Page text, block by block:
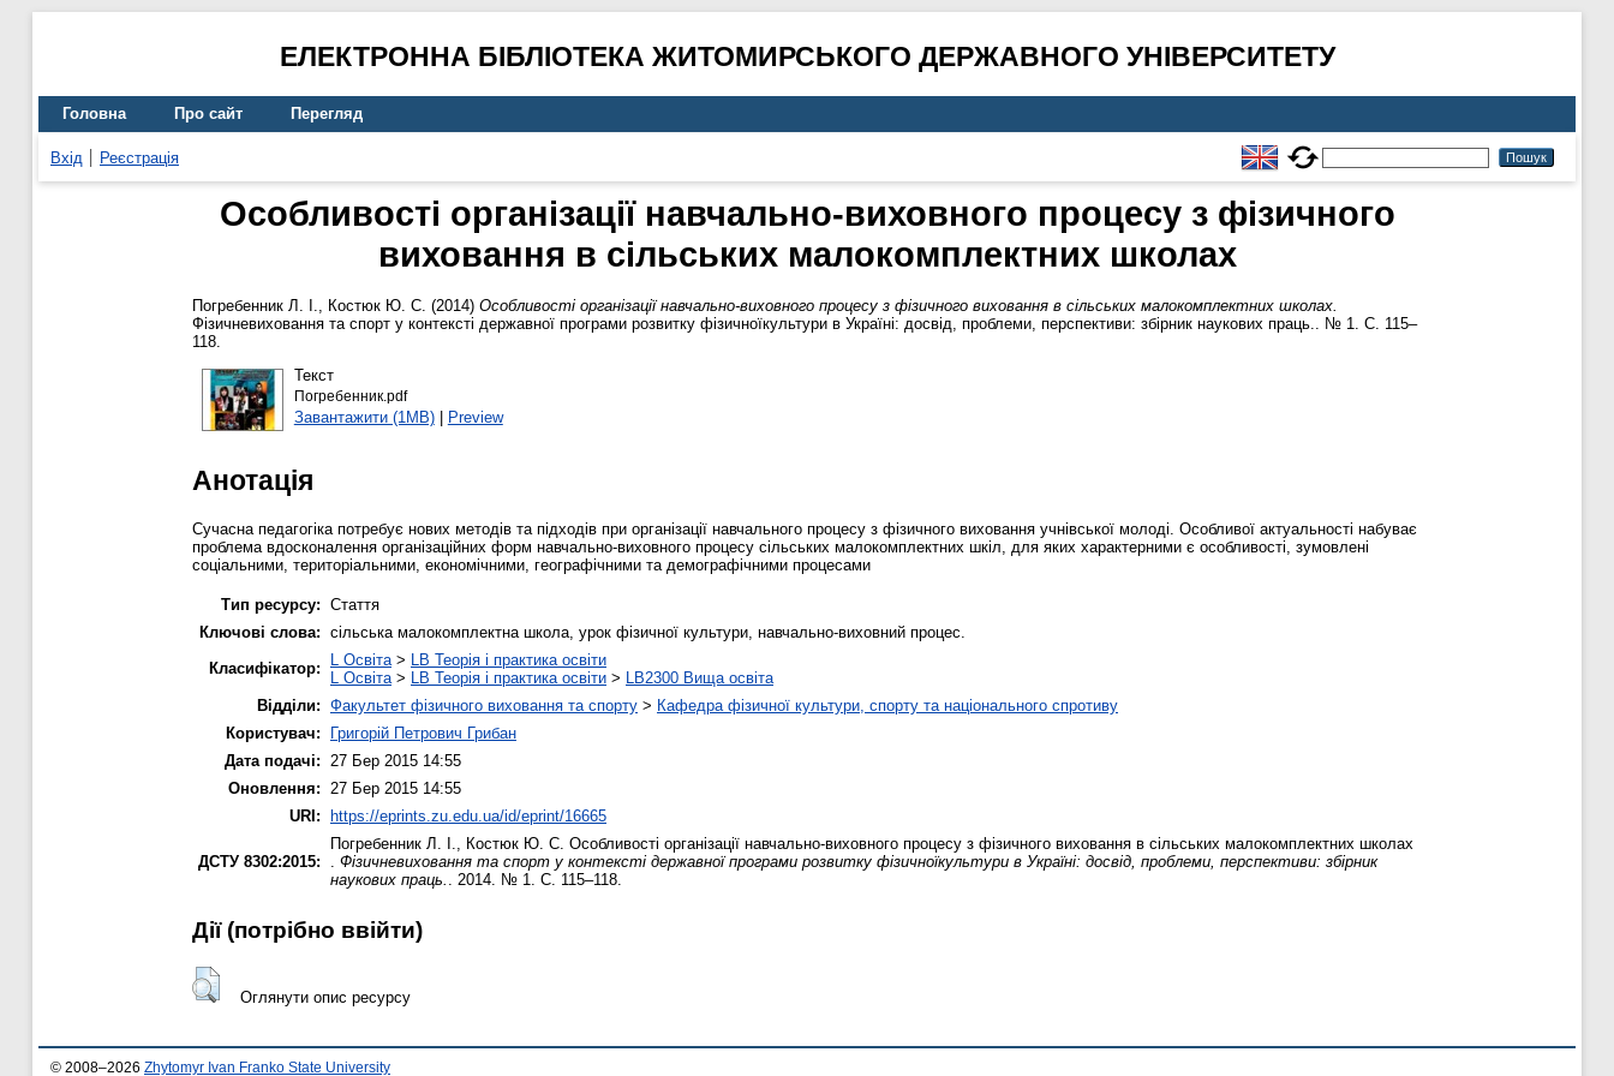
ЕЛЕКТРОННА БІБЛІОТЕКА ЖИТОМИРСЬКОГО ДЕРЖАВНОГО УНІВЕРСИТЕТУ
Головна Про сайт Перегляд
Вхід Реєстрація
Особливості організації навчально-виховного процесу з фізичного
виховання в сільських малокомплектних школах
Погребенник Л. І., Костюк Ю. С. (2014) Особливості організації навчально-виховного процесу з фізичного виховання в сільських малокомплектних школах.
Фізичневиховання та спорт у контексті державної програми розвитку фізичноїкультури в Україні: досвід, проблеми, перспективи: збірник наукових праць.. № 1. С. 115–
118.
Текст
Погребенник.pdf
Завантажити (1MB)| Preview
Анотація
Сучасна педагогіка потребує нових методів та підходів при організації навчального процесу з фізичного виховання учнівської молоді. Особливої актуальності набуває
проблема вдосконалення організаційних форм навчально-виховного процесу сільських малокомплектних шкіл, для яких характерними є особливості, зумовлені
соціальними, територіальними, економічними, географічними та демографічними процесами
Тип ресурсу: Стаття
Ключові слова: сільська малокомплектна школа, урок фізичної культури, навчально-виховний процес.
Класифікатор:
L Освіта > LB Теорія і практика освіти
L Освіта > LB Теорія і практика освіти > LB2300 Вища освіта
Відділи: Факультет фізичного виховання та спорту > Кафедра фізичної культури, спорту та національного спротиву
Користувач:
Григорій Петрович Грибан
Дата подачі:
27 Бер 2015 14:55
Оновлення:
27 Бер 2015 14:55
URI: https://eprints.zu.edu.ua/id/eprint/16665
ДСТУ 8302:2015:
Погребенник Л. І. Костюк Ю. С. Особливості організації навчально-виховного процесу з фізичного виховання в сільських малокомплектних школах
Фізичневиховання та спорт у контексті державної програми розвитку фізичноїкультури в Україні: досвід, проблеми, перспективи: збірник
наукових праць.
. 2014. № 1. С. 115–118.
Дії ​​(потрібно ввійти)
Оглянути опис ресурсу
© 2008–2026 Zhytomyr Ivan Franko State University